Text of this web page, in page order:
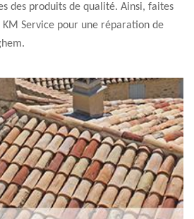
des produits de qualité. Ainsi, faites
Service pour une réparation de